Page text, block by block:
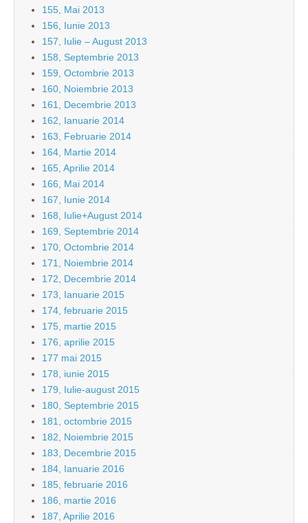
155, Mai 2013
156, Iunie 2013
157, Iulie – August 2013
158, Septembrie 2013
159, Octombrie 2013
160, Noiembrie 2013
161, Decembrie 2013
162, Ianuarie 2014
163, Februarie 2014
164, Martie 2014
165, Aprilie 2014
166, Mai 2014
167, Iunie 2014
168, Iulie+August 2014
169, Septembrie 2014
170, Octombrie 2014
171, Noiembrie 2014
172, Decembrie 2014
173, Ianuarie 2015
174, februarie 2015
175, martie 2015
176, aprilie 2015
177 mai 2015
178, iunie 2015
179, Iulie-august 2015
180, Septembrie 2015
181, octombrie 2015
182, Noiembrie 2015
183, Decembrie 2015
184, Ianuarie 2016
185, februarie 2016
186, martie 2016
187, Aprilie 2016